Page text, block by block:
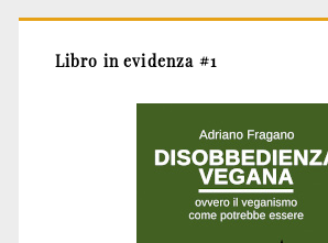
Libro in evidenza #1